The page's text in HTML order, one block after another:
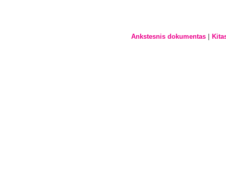
Ankstesnis dokumentas |